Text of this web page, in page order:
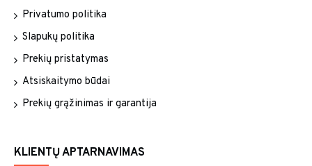
Privatumo politika
Slapukų politika
Prekių pristatymas
Atsiskaitymo būdai
Prekių grąžinimas ir garantija
KLIENTŲ APTARNAVIMAS